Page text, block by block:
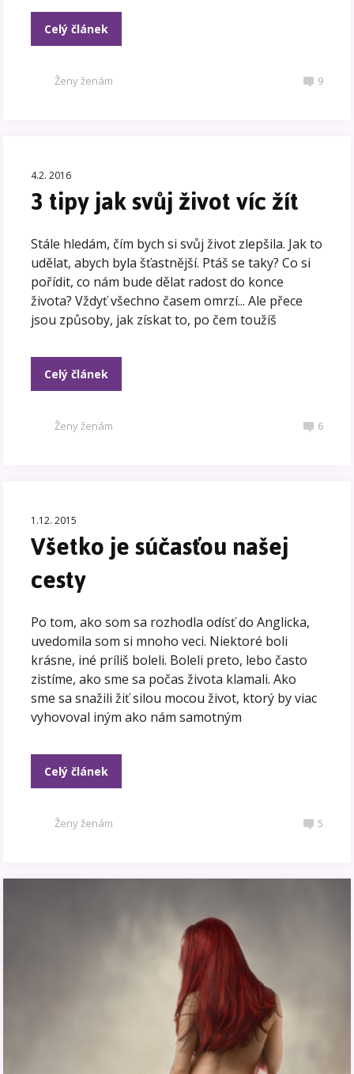
Celý článek
Ženy ženám 9
4.2. 2016
3 tipy jak svůj život víc žít
Stále hledám, čím bych si svůj život zlepšila. Jak to
udělat, abych byla šťastnější. Ptáš se taky? Co si
pořídit, co nám bude dělat radost do konce
života? Vždyť všechno časem omrzí... Ale přece
jsou způsoby, jak získat to, po čem toužíš
Celý článek
Ženy ženám 6
1.12. 2015
Všetko je súčasťou našej
cesty
Po tom, ako som sa rozhodla odísť do Anglicka,
uvedomila som si mnoho veci. Niektoré boli
krásne, iné príliš boleli. Boleli preto, lebo často
zistíme, ako sme sa počas života klamali. Ako
sme sa snažili žiť silou mocou život, ktorý by viac
vyhovoval iným ako nám samotným
Celý článek
Ženy ženám 5